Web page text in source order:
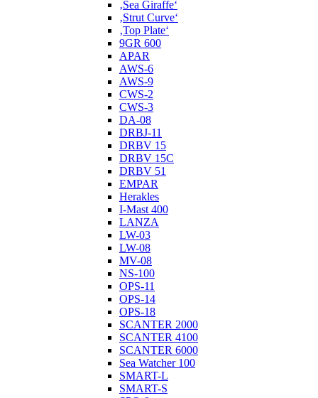
‚Sea Giraffe‘
‚Strut Curve‘
‚Top Plate‘
9GR 600
APAR
AWS-6
AWS-9
CWS-2
CWS-3
DA-08
DRBJ-11
DRBV 15
DRBV 15C
DRBV 51
EMPAR
Herakles
I-Mast 400
LANZA
LW-03
LW-08
MV-08
NS-100
OPS-11
OPS-14
OPS-18
SCANTER 2000
SCANTER 4100
SCANTER 6000
Sea Watcher 100
SMART-L
SMART-S